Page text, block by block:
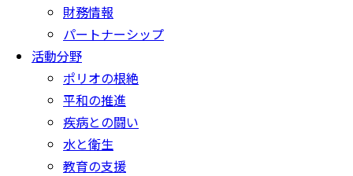
財務情報
パートナーシップ
活動分野
ポリオの根絶
平和の推進
疾病との闘い
水と衛生
教育の支援